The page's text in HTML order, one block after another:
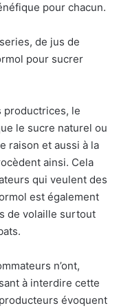
pour chacun.
de jus de
pour sucrer
productrices, le
le sucre naturel ou
raison et aussi à la
ainsi. Cela
qui veulent des
est également
de volaille surtout
n’ont,
à interdire cette
évoquent